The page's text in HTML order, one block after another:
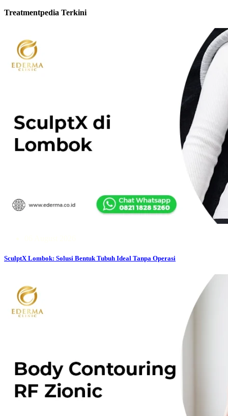
Treatmentpedia Terkini
SculptX Lombok: Solusi Bentuk Tubuh Ideal Tanpa Operasi